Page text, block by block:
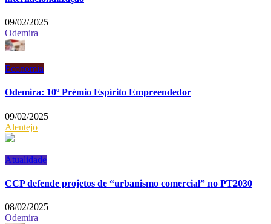
09/02/2025
Odemira
Economia
Odemira: 10º Prémio Espírito Empreendedor
09/02/2025
Alentejo
Atualidade
CCP defende projetos de “urbanismo comercial” no PT2030
08/02/2025
Odemira